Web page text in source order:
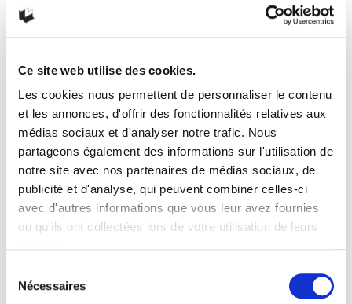
Ce site web utilise des cookies.
Les cookies nous permettent de personnaliser le contenu
et les annonces, d'offrir des fonctionnalités relatives aux
médias sociaux et d'analyser notre trafic. Nous
partageons également des informations sur l'utilisation de
notre site avec nos partenaires de médias sociaux, de
publicité et d'analyse, qui peuvent combiner celles-ci
avec d'autres informations que vous leur avez fournies
ou qu'ils ont collectées lors de votre utilisation de leurs
Nécessaires
Au contraire, ce sont les passages qui exhortent à la vertu
qu’il exige de conserver et de transmettre, les Grecs s’en
étant fait une idée proche de la vertu chrétienne. Basile
semble à ses yeux, peut-être, le plus incontournable d’entre
eux. Bien qu’il fasse l’éloge d’Homère ou d’Hésiode, c’est en
effet les textes philosophiques, pour Basile, qui doivent
prioritairement retenir notre attention.